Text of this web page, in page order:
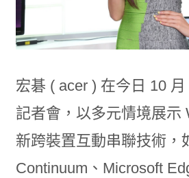
宏碁 ( acer ) 在今日 10
記者會，以多元情境展示
新跨裝置互動串聯技術，
Continuum、Microsoft